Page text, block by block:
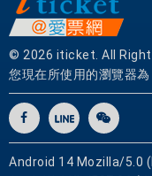
© 2026 iticket. All
您現在所使用的瀏覽器
Android 14 Mozilla/5.0